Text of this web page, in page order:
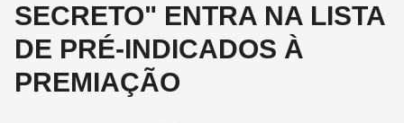
SECRETO" ENTRA NA LISTA
DE PRÉ-INDICADOS À
PREMIAÇÃO